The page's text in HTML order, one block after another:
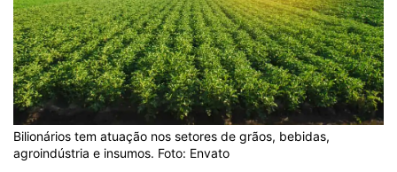
Bilionários tem atuação nos setores de grãos, bebidas,
agroindústria e insumos. Foto: Envato